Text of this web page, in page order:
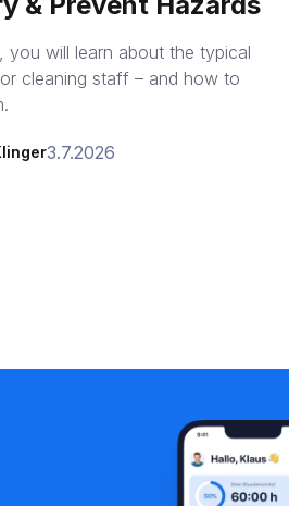
you will learn about the typical
cleaning staff – and how to
3.7.2026